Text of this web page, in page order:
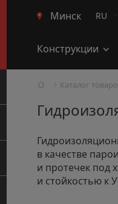
Минск RU
Конструкции
Каталог
в качестве
и протечек под
и стойкостью к